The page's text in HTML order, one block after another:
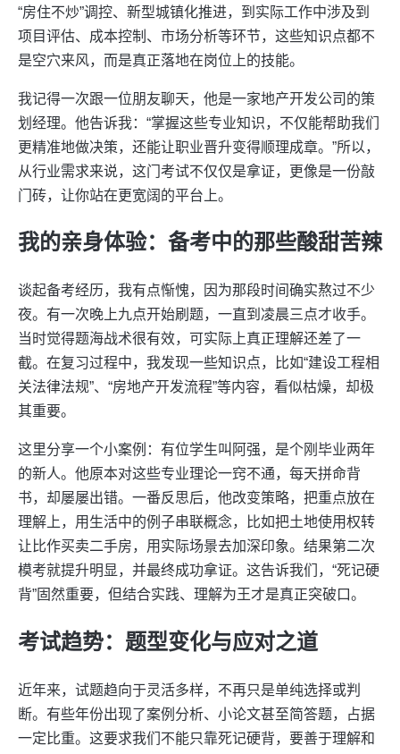
“房住不炒”调控、新型城镇化推进，到实际工作中涉及到
项目评估、成本控制、市场分析等环节，这些知识点都不
是空穴来风，而是真正落地在岗位上的技能。
我记得一次跟一位朋友聊天，他是一家地产开发公司的策
划经理。他告诉我：“掌握这些专业知识，不仅能帮助我们
更精准地做决策，还能让职业晋升变得顺理成章。”所以，
从行业需求来说，这门考试不仅仅是拿证，更像是一份敲
门砖，让你站在更宽阔的平台上。
我的亲身体验：备考中的那些酸甜苦辣
谈起备考经历，我有点惭愧，因为那段时间确实熬过不少
夜。有一次晚上九点开始刷题，一直到凌晨三点才收手。
当时觉得题海战术很有效，可实际上真正理解还差了一
截。在复习过程中，我发现一些知识点，比如“建设工程相
关法律法规”、“房地产开发流程”等内容，看似枯燥，却极
其重要。
这里分享一个小案例：有位学生叫阿强，是个刚毕业两年
的新人。他原本对这些专业理论一窍不通，每天拼命背
书，却屡屡出错。一番反思后，他改变策略，把重点放在
理解上，用生活中的例子串联概念，比如把土地使用权转
让比作买卖二手房，用实际场景去加深印象。结果第二次
模考就提升明显，并最终成功拿证。这告诉我们，“死记硬
背”固然重要，但结合实践、理解为王才是真正突破口。
考试趋势：题型变化与应对之道
近年来，试题趋向于灵活多样，不再只是单纯选择或判
断。有些年份出现了案例分析、小论文甚至简答题，占据
一定比重。这要求我们不能只靠死记硬背，要善于理解和